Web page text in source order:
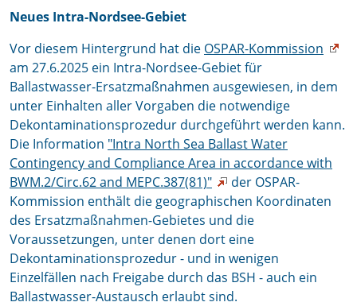
Neues Intra-Nordsee-Gebiet
Vor diesem Hintergrund hat die OSPAR-Kommission
am 27.6.2025 ein Intra-Nordsee-Gebiet für
Ballastwasser-Ersatzmaßnahmen ausgewiesen, in dem
unter Einhalten aller Vorgaben die notwendige
Dekontaminationsprozedur durchgeführt werden kann.
Die Information "Intra North Sea Ballast Water
Contingency and Compliance Area in accordance with
BWM.2/Circ.62 and MEPC.387(81)"
der OSPAR-
Kommission enthält die geographischen Koordinaten
des Ersatzmaßnahmen-Gebietes und die
Voraussetzungen, unter denen dort eine
Dekontaminationsprozedur - und in wenigen
Einzelfällen nach Freigabe durch das BSH - auch ein
Ballastwasser-Austausch erlaubt sind.